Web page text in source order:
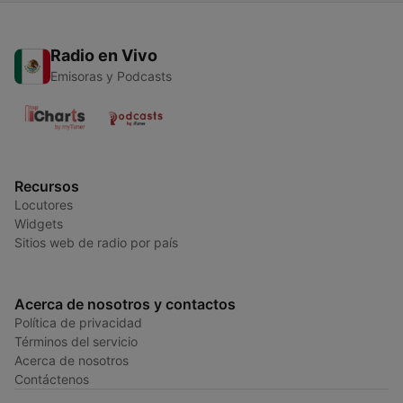
Radio en Vivo
Emisoras y Podcasts
Recursos
Locutores
Widgets
Sitios web de radio por país
Acerca de nosotros y contactos
Política de privacidad
Términos del servicio
Acerca de nosotros
Contáctenos